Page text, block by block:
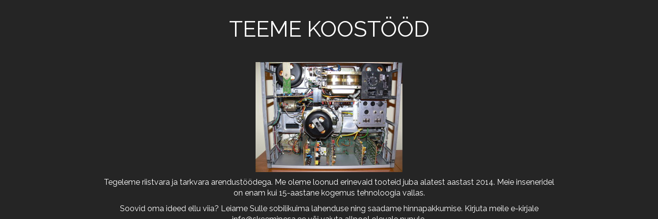
TEEME KOOSTÖÖD
Tegeleme riistvara ja tarkvara arendustöödega. Me oleme loonud erinevaid tooteid juba alatest aastast 2014. Meie inseneridel
on enam kui 15-aastane kogemus tehnoloogia vallas.
Soovid oma ideed ellu viia? Leiame Sulle sobilikuima lahenduse ning saadame hinnapakkumise. Kirjuta meile e-kirjale